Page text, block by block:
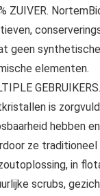
ZUIVER.
geen
elementen.
is
hebben
ze
in
scrubs,